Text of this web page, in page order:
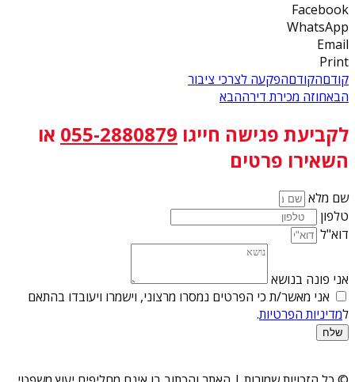
Facebook
WhatsApp
Email
Print
קודםהקודםהפקעה לצרכי ציבור
הבאחוזה מכירת דירההבא
לקביעת פגישה חייגו 055-2880879 או
השאירו פרטים
שם מלא
טלפון
דוא"ל
אני פונה בנושא
אני מאשר/ת כי הפרטים נמסרו מרצוני, וישמרו ויעובדו בהתאם
למדיניות הפרטיות.
שלח